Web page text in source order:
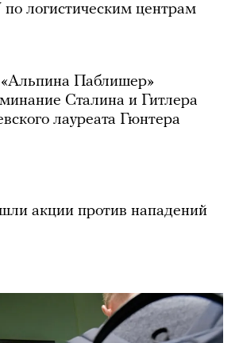
логистическим центрам
«Альпина Паблишер»
Сталина и Гитлера
лауреата Гюнтера
акции против нападений